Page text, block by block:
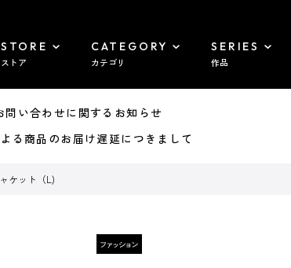
STORE
ストア
CATEGORY
カテゴリ
SERIES
作品
い合わせに関するお知らせ
商品のお届け遅延につきまして
ケット（L)